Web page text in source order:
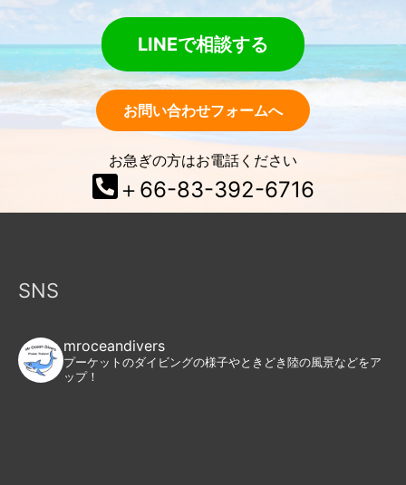
LINEで相談する
お問い合わせフォームへ
お急ぎの方はお電話ください
＋66-83-392-6716
SNS
mroceandivers
プーケットのダイビングの様子やときどき陸の風景などをア
ップ！